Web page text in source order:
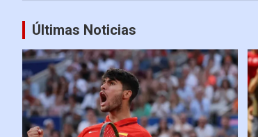
Últimas Noticias